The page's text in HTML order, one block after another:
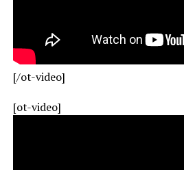
[/ot-video]
[ot-video]